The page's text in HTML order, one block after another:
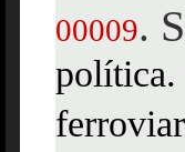
00009.
política.